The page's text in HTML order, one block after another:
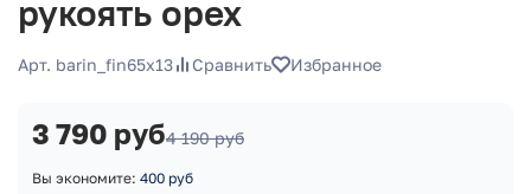
рукоять орех
Арт. barin_fin65x13 Сравнить Избранное
3 790 руб4 190 руб
Вы экономите: 400 руб